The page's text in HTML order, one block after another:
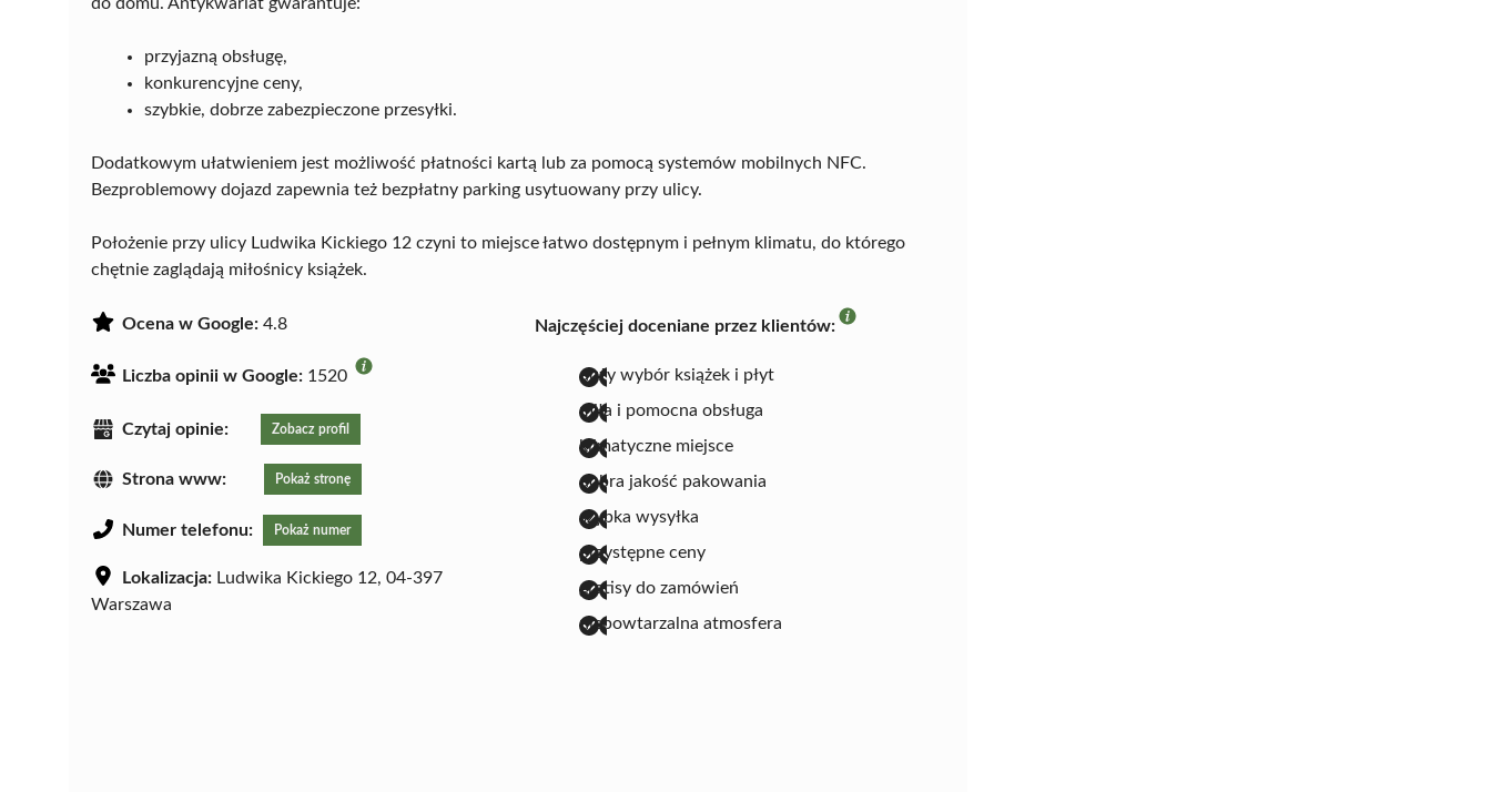
przyjazną obsługę,
konkurencyjne ceny,
szybkie, dobrze zabezpieczone przesyłki.
Dodatkowym ułatwieniem jest możliwość płatności kartą lub za pomocą systemów mobilnych NFC.
Bezproblemowy dojazd zapewnia też bezpłatny parking usytuowany przy ulicy.
Położenie przy ulicy Ludwika Kickiego 12 czyni to miejsce łatwo dostępnym i pełnym klimatu, do którego
chętnie zaglądają miłośnicy książek.
Ocena w Google: 4.8
Liczba opinii w Google: 1520
Czytaj opinie: Zobacz profil
Strona www: Pokaż stronę
Numer telefonu: Pokaż numer
Lokalizacja: Ludwika Kickiego 12, 04-397
Warszawa
Najczęściej doceniane przez klientów:
duży wybór książek i płyt
miła i pomocna obsługa
klimatyczne miejsce
dobra jakość pakowania
szybka wysyłka
przystępne ceny
gratisy do zamówień
niepowtarzalna atmosfera